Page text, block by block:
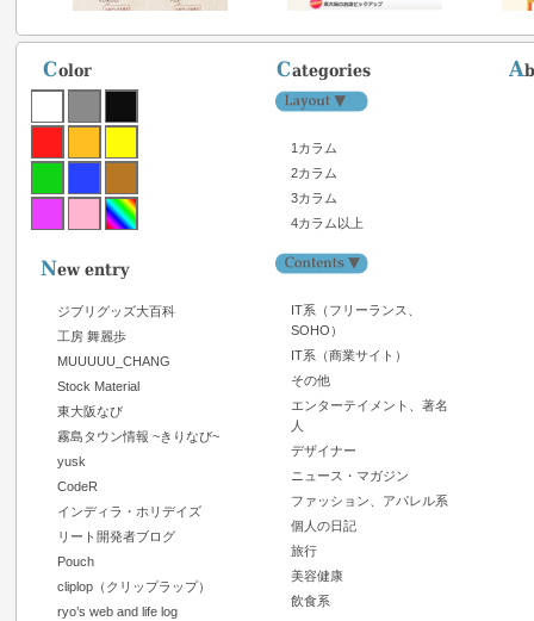
ジブリグッズ大百科
工房 舞麗歩
MUUUUU_CHANG
Stock Material
東大阪なび
霧島タウン情報 ~きりなび~
yusk
CodeR
インディラ・ホリデイズ
リート開発者ブログ
Pouch
cliplop（クリップラップ）
ryo’s web and life log
1カラム
2カラム
3カラム
4カラム以上
IT系（フリーランス、
SOHO）
IT系（商業サイト）
その他
エンターテイメント、著名
人
デザイナー
ニュース・マガジン
ファッション、アパレル系
個人の日記
旅行
美容健康
飲食系